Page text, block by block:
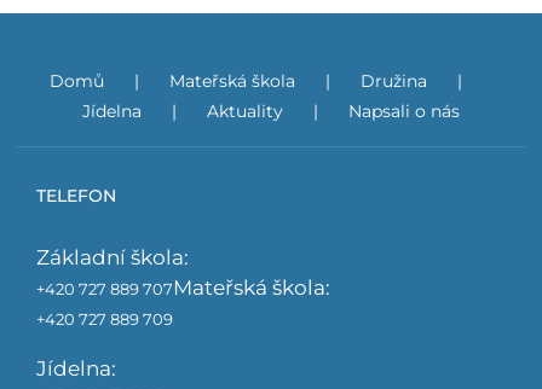
Domů Mateřská škola
Družina
Jídelna
Aktuality Napsali o nás
TELEFON
Základní škola:
+420 727 889 707Mateřská škola:
+420 727 889 709
Jídelna: